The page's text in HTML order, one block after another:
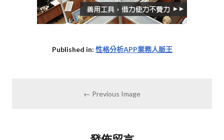
Published in: 性格分析APP業務人脈王
← Previous Image